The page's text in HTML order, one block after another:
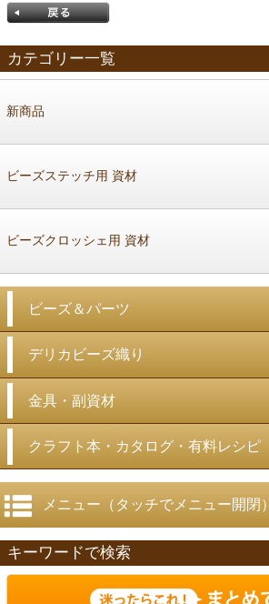
カテゴリー一覧
新商品
ビーズステッチ用 資材
ビーズクロッシェ用 資材
ビーズ＆パーツ
デリカビーズ織り
金具・副資材
クラフト本・カタログ・有料レシピ
メニュー（タッチでメニュー開閉）
キーワードで検索